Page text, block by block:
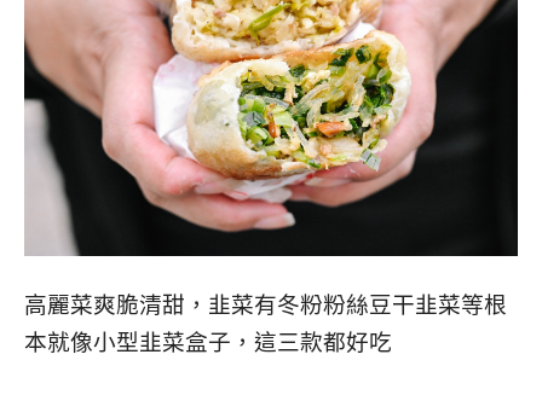
高麗菜爽脆清甜 ， 韭菜有冬粉粉絲豆干韭菜等根
本就像小型韭菜盒子，這三款都好吃